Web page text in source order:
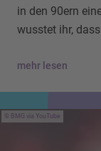
in den 90ern
wusstet ihr,
mehr lesen
BMG via YouTube